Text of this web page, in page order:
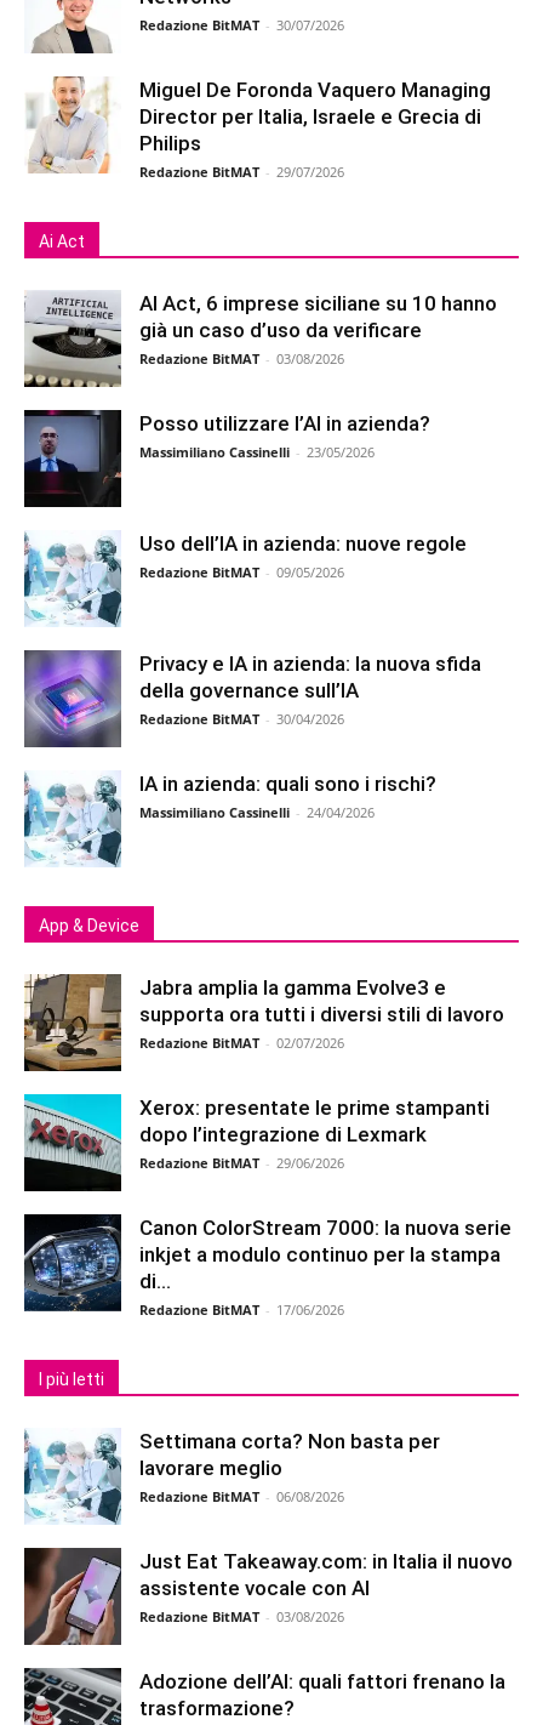
Redazione BitMAT - 30/07/2026
Miguel De Foronda Vaquero Managing
Director per Italia, Israele e Grecia di
Philips
Redazione BitMAT - 29/07/2026
Ai Act
AI Act, 6 imprese siciliane su 10 hanno
già un caso d’uso da verificare
Redazione BitMAT - 03/08/2026
Posso utilizzare l’AI in azienda?
Massimiliano Cassinelli - 23/05/2026
Uso dell’IA in azienda: nuove regole
Redazione BitMAT - 09/05/2026
Privacy e IA in azienda: la nuova sfida
della governance sull’IA
Redazione BitMAT - 30/04/2026
IA in azienda: quali sono i rischi?
Massimiliano Cassinelli - 24/04/2026
App & Device
Jabra amplia la gamma Evolve3 e
supporta ora tutti i diversi stili di lavoro
Redazione BitMAT - 02/07/2026
Xerox: presentate le prime stampanti
dopo l’integrazione di Lexmark
Redazione BitMAT - 29/06/2026
Canon ColorStream 7000: la nuova serie
inkjet a modulo continuo per la stampa
di...
Redazione BitMAT - 17/06/2026
I più letti
Settimana corta? Non basta per
lavorare meglio
Redazione BitMAT - 06/08/2026
Just Eat Takeaway.com: in Italia il nuovo
assistente vocale con AI
Redazione BitMAT - 03/08/2026
Adozione dell’AI: quali fattori frenano la
trasformazione?